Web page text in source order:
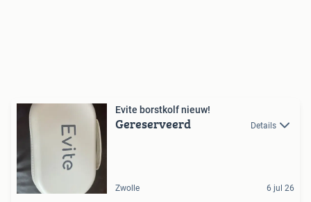
Evite borstkolf nieuw!
Gereserveerd Details
Zwolle 6 jul 26